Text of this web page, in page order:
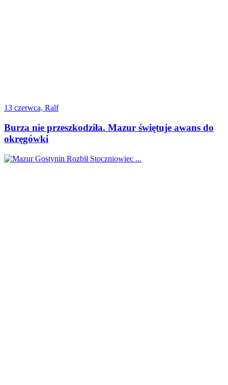
13 czerwca, Ralf
Burza nie przeszkodziła. Mazur świętuje awans do
okręgówki